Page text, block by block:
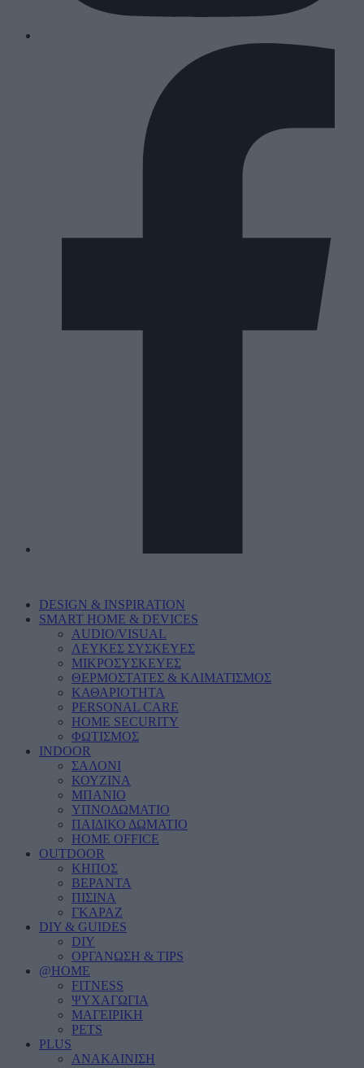
DESIGN & INSPIRATION
SMART HOME & DEVICES
AUDIO/VISUAL
ΛΕΥΚΕΣ ΣΥΣΚΕΥΕΣ
ΜΙΚΡΟΣΥΣΚΕΥΕΣ
ΘΕΡΜΟΣΤΑΤΕΣ & ΚΛΙΜΑΤΙΣΜΟΣ
ΚΑΘΑΡΙΟΤΗΤΑ
PERSONAL CARE
HOME SECURITY
ΦΩΤΙΣΜΟΣ
INDOOR
ΣΑΛΟΝΙ
ΚΟΥΖΙΝΑ
ΜΠΑΝΙΟ
ΥΠΝΟΔΩΜΑΤΙΟ
ΠΑΙΔΙΚΟ ΔΩΜΑΤΙΟ
HOME OFFICE
OUTDOOR
ΚΗΠΟΣ
ΒΕΡΑΝΤΑ
ΠΙΣΙΝΑ
ΓΚΑΡΑΖ
DIY & GUIDES
DIY
ΟΡΓΑΝΩΣΗ & TIPS
@HOME
FITNESS
ΨΥΧΑΓΩΓΙΑ
ΜΑΓΕΙΡΙΚΗ
PETS
PLUS
ΑΝΑΚΑΙΝΙΣΗ